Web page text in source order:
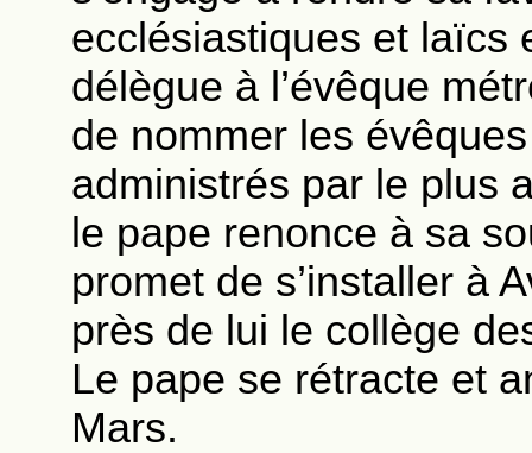
ecclésiastiques et laïcs
délègue à l’évêque
de nommer les
administrés par le plus
le pape renonce à sa
promet de s’installer à
près de lui le collège
Le pape se rétracte et
Mars.